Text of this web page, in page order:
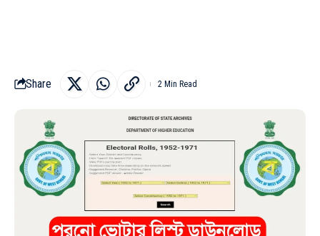
Share 2 Min Read